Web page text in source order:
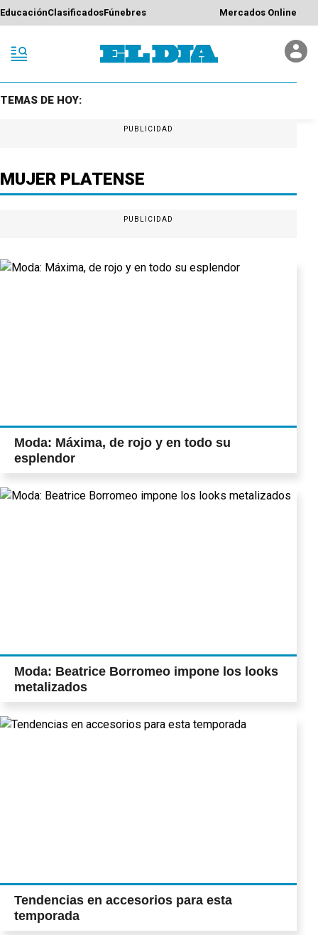
EducaciónClasificadosFúnebres Mercados Online
TEMAS DE HOY:
PUBLICIDAD
MUJER PLATENSE
PUBLICIDAD
Moda: Máxima, de rojo y en todo su
esplendor
Moda: Beatrice Borromeo impone los looks
metalizados
Tendencias en accesorios para esta
temporada